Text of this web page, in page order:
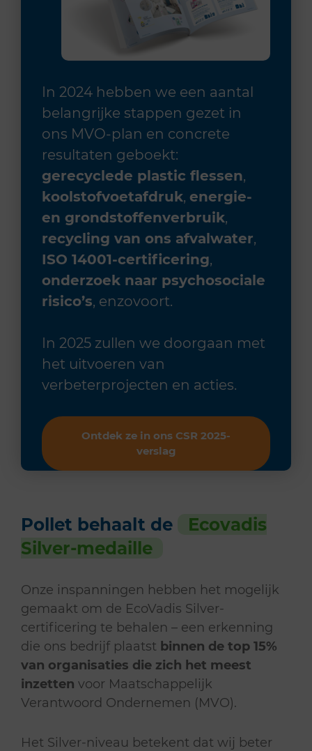
In 2024 hebben we een aantal
belangrijke stappen gezet in
ons MVO-plan en concrete
resultaten geboekt:
gerecyclede plastic flessen,
koolstofvoetafdruk, energie-
en grondstoffenverbruik,
recycling van ons afvalwater,
ISO 14001-certificering,
onderzoek naar psychosociale
risico’s, enzovoort.
In 2025 zullen we doorgaan met
het uitvoeren van
verbeterprojecten en acties.
Ontdek ze in ons CSR 2025-
verslag
Pollet behaalt de
Ecovadis
Silver-medaille
Onze inspanningen hebben het mogelijk
gemaakt om de EcoVadis Silver-
certificering te behalen – een erkenning
die ons bedrijf plaatst binnen de top 15%
van organisaties die zich het meest
inzetten voor Maatschappelijk
Verantwoord Ondernemen (MVO).
Het Silver-niveau betekent dat wij beter